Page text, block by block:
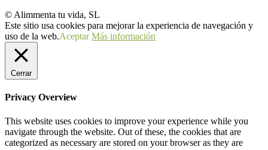
© Alimmenta tu vida, SL
Este sitio usa cookies para mejorar la experiencia de navegación y
uso de la web.Aceptar Más información
Cerrar
Privacy Overview
This website uses cookies to improve your experience while you
navigate through the website. Out of these, the cookies that are
categorized as necessary are stored on your browser as they are